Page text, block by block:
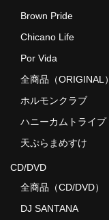
Brown Pride
Chicano Life
Por Vida
全商品（ORIGINAL）
ホルモンクラブ
ハニーカムトライプ
天ぷらまめすけ
CD/DVD
全商品（CD/DVD）
DJ SANTANA